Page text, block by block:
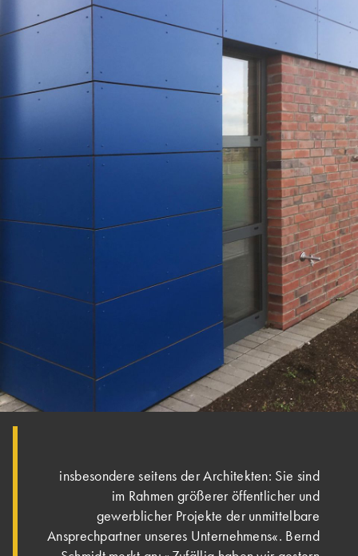
insbesondere seitens der Architekten: Sie sind
im Rahmen größerer öffentlicher und
gewerblicher Projekte der unmittelbare
Ansprechpartner unseres Unternehmens«. Bernd